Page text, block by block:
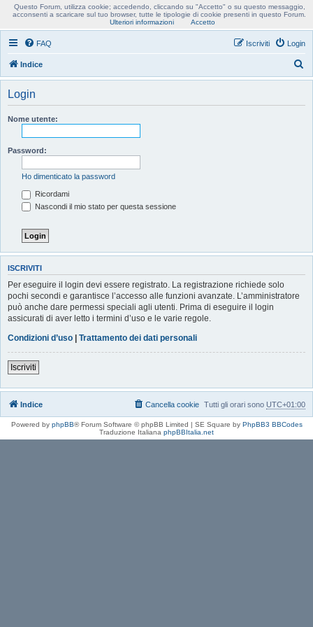
Usobollo forum
FAQ Login
Iscriviti
Indice
e
Login
Nome utente:
Password:
Ho dimenticato la password
Ricordami
Nascondi il mio stato per questa sessione
ISCRIVITI
Per eseguire il login devi essere registrato. La registrazione richiede solo
pochi secondi e garantisce l’accesso alle funzioni avanzate. L’amministratore
può anche dare permessi speciali agli utenti. Prima di eseguire il login
assicurati di aver letto i termini d’uso e le varie regole.
Condizioni d’uso | Trattamento dei dati personali
Iscriviti
Indice Tutti gli orari sono UTC+01:00
Cancella cookie
Powered by phpBB® Forum Software © phpBB Limited | SE Square by PhpBB3 BBCodes
Traduzione Italiana phpBBItalia.net
Questo Forum, utilizza cookie; accedendo, cliccando su "Accetto" o su questo messaggio,
acconsenti a scaricare sul tuo browser, tutte le tipologie di cookie presenti in questo Forum.
Ulteriori informazioni
Accetto